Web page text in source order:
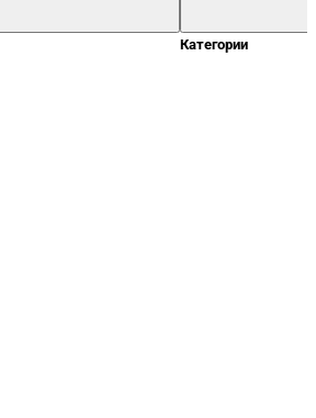
Категории